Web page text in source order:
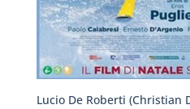
Lucio De Roberti (Christian